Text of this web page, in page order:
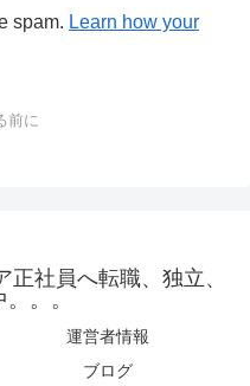
spam. Learn how your
前に
社員へ転職、独立、
。。
運営者情報
ブログ